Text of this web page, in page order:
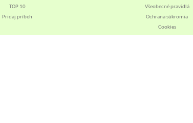
TOP 10
Pridaj príbeh
Všeobecné pravidlá
Ochrana súkromia
Cookies